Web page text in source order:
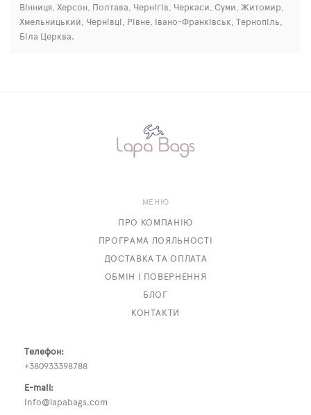
Вінниця, Херсон, Полтава, Чернігів, Черкаси, Суми, Житомир,
Хмельницький, Чернівці, Рівне, Івано-Франківськ, Тернопіль,
Біла Церква.
МЕНЮ
ПРО КОМПАНІЮ
ПРОГРАМА ЛОЯЛЬНОСТІ
ДОСТАВКА ТА ОПЛАТА
ОБМІН І ПОВЕРНЕННЯ
БЛОГ
КОНТАКТИ
Телефон:
+380933398788
E-mail:
info@lapabags.com